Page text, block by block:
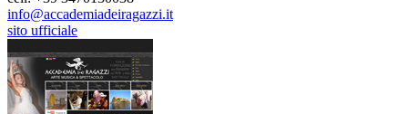
info@accademiadeiragazzi.it
sito ufficiale